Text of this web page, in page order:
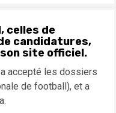
celles de
candidatures,
site officiel.
accepté les dossiers
de football), et a